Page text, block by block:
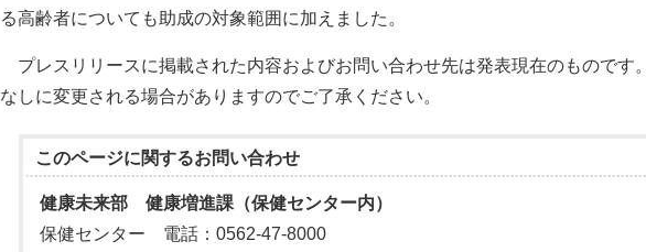
る高齢者についても助成の対象範囲に加えました。
プレスリリースに掲載された内容およびお問い合わせ先は発表現在のものです
なしに変更される場合がありますのでご了承ください。
このページに関するお問い合わせ
健康未来部 健康増進課（保健センター内）
保健センター 電話：0562-47-8000